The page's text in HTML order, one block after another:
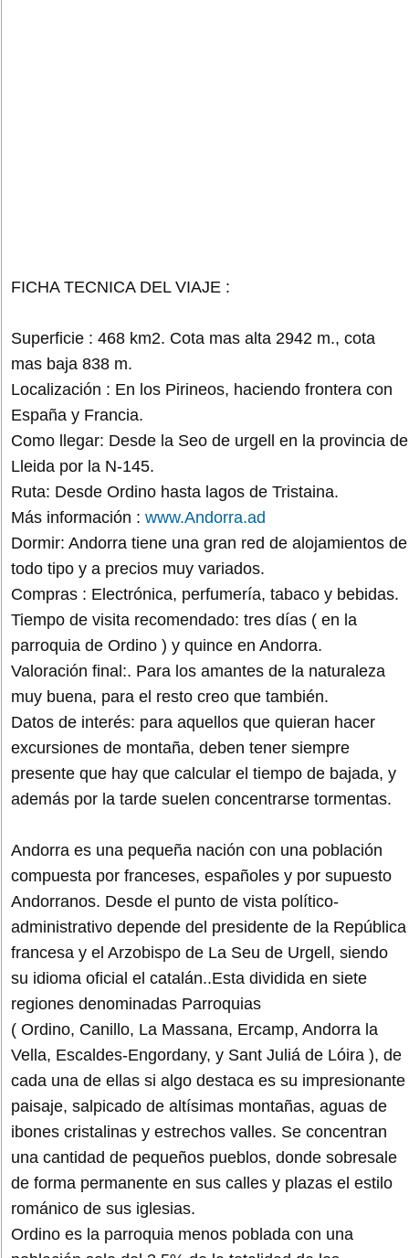
FICHA TECNICA DEL VIAJE :
Superficie : 468 km2. Cota mas alta 2942 m., cota
mas baja 838 m.
Localización : En los Pirineos, haciendo frontera con
España y Francia.
Como llegar: Desde la Seo de urgell en la provincia de
Lleida por la N-145.
Ruta: Desde Ordino hasta lagos de Tristaina.
Más información : www.Andorra.ad
Dormir: Andorra tiene una gran red de alojamientos de
todo tipo y a precios muy variados.
Compras : Electrónica, perfumería, tabaco y bebidas.
Tiempo de visita recomendado: tres días ( en la
parroquia de Ordino ) y quince en Andorra.
Valoración final:. Para los amantes de la naturaleza
muy buena, para el resto creo que también.
Datos de interés: para aquellos que quieran hacer
excursiones de montaña, deben tener siempre
presente que hay que calcular el tiempo de bajada, y
además por la tarde suelen concentrarse tormentas.
Andorra es una pequeña nación con una población
compuesta por franceses, españoles y por supuesto
Andorranos. Desde el punto de vista político-
administrativo depende del presidente de la República
francesa y el Arzobispo de La Seu de Urgell, siendo
su idioma oficial el catalán..Esta dividida en siete
regiones denominadas Parroquias
( Ordino, Canillo, La Massana, Ercamp, Andorra la
Vella, Escaldes-Engordany, y Sant Juliá de Lóira ), de
cada una de ellas si algo destaca es su impresionante
paisaje, salpicado de altísimas montañas, aguas de
ibones cristalinas y estrechos valles. Se concentran
una cantidad de pequeños pueblos, donde sobresale
de forma permanente en sus calles y plazas el estilo
románico de sus iglesias.
Ordino es la parroquia menos poblada con una